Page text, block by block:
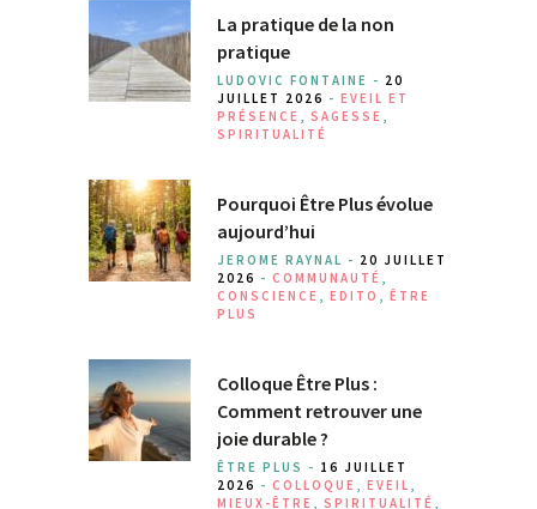
La pratique de la non
pratique
LUDOVIC FONTAINE - 20
JUILLET 2026 - EVEIL ET
PRÉSENCE , SAGESSE ,
SPIRITUALITÉ
Pourquoi Être Plus évolue
aujourd’hui
JEROME RAYNAL - 20 JUILLET
2026 - COMMUNAUTÉ ,
CONSCIENCE , EDITO , ÊTRE
PLUS
Colloque Être Plus :
Comment retrouver une
joie durable ?
ÊTRE PLUS - 16 JUILLET
2026 - COLLOQUE , EVEIL ,
MIEUX-ÊTRE , SPIRITUALITÉ ,